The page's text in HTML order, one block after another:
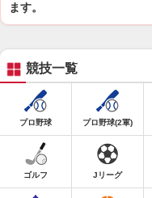
ます。
競技一覧
プロ野球 プロ野球(2軍)
ゴルフ Jリーグ